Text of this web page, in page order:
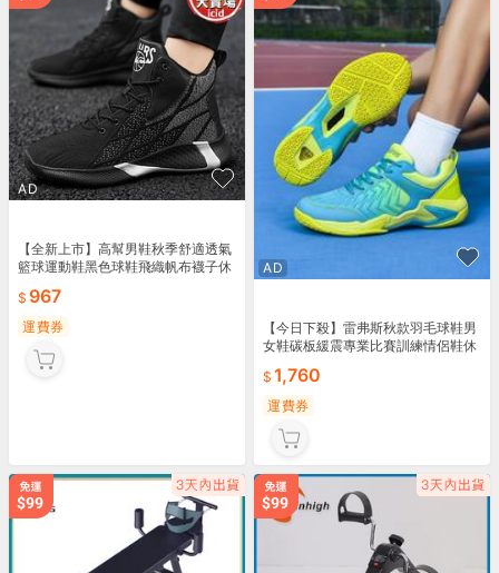
AD
【全新上市】高幫男鞋秋季舒適透氣
籃球運動鞋黑色球鞋飛織帆布襪子休
967
運費券
AD
【今日下殺】雷弗斯秋款羽毛球鞋男
女鞋碳板緩震專業比賽訓練情侶鞋休
1,760
運費券